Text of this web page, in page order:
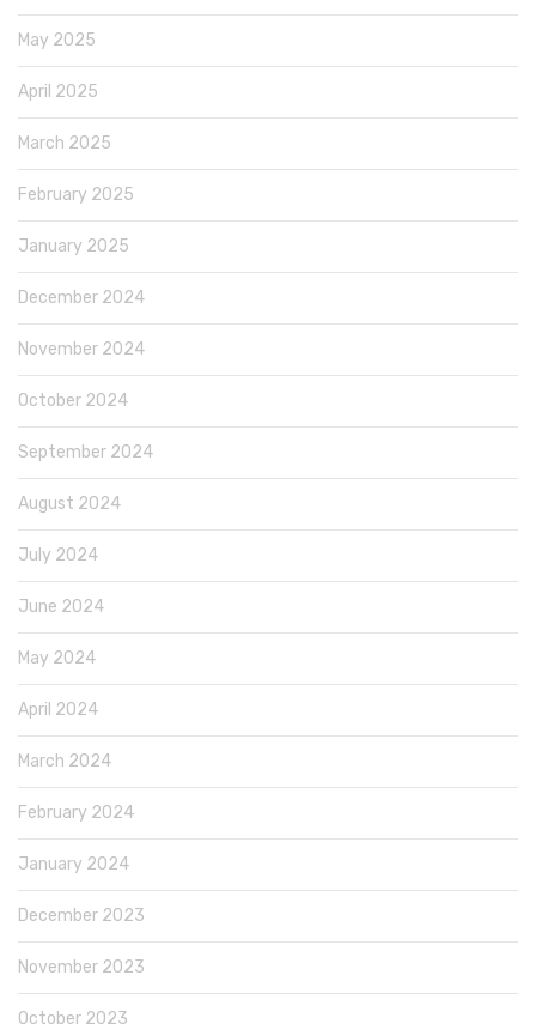
May 2025
April 2025
March 2025
February 2025
January 2025
December 2024
November 2024
October 2024
September 2024
August 2024
July 2024
June 2024
May 2024
April 2024
March 2024
February 2024
January 2024
December 2023
November 2023
October 2023